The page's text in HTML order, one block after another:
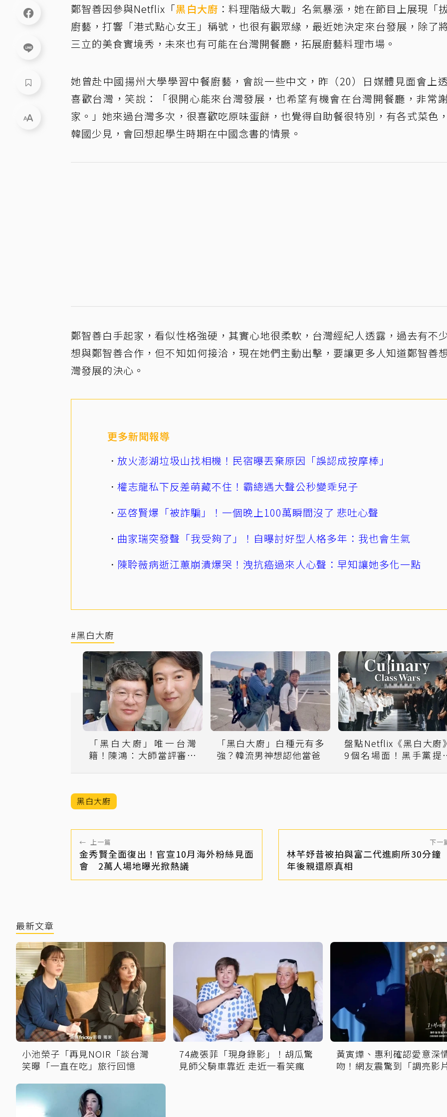
鄭智善因參與Netflix「黑白大廚 ：料理階級大戰」名氣暴漲，她在節目上展現「拔
廚藝，打響「港式點心女王」稱號，也很有觀眾緣，最近她決定來台發展，除了
三立的美食實境秀，未來也有可能在台灣開餐廳，拓展廚藝料理市場。
她曾赴中國揚州大學學習中餐廚藝，會說一些中文，昨（20）日媒體見面會上
喜歡台灣，笑說：「很開心能來台灣發展，也希望有機會在台灣開餐廳，非常
家。」她來過台灣多次，很喜歡吃原味蛋餅，也覺得自助餐很特別，有各式菜色
韓國少見，會回想起學生時期在中國念書的情景。
鄭智善白手起家，看似性格強硬，其實心地很柔軟，台灣經紀人透露，過去有不
想與鄭智善合作，但不知如何接洽，現在她們主動出擊，要讓更多人知道鄭智善
灣發展的決心。
更多新聞報導
放火澎湖垃圾山找相機！民宿曝丟棄原因「誤認成按摩棒」
權志龍私下反差萌藏不住！霸總遇大聲公秒變乖兒子
巫啓賢爆「被詐騙」！一個晚上100萬瞬間沒了 悲吐心聲
曲家瑞突發聲「我受夠了」！自曝討好型人格多年：我也會生氣
陳聆薇病逝江蕙崩潰爆哭！洩抗癌過來人心聲：早知讓她多化一點
#黑白大廚
「黑白大廚」唯一台灣
籍！陳鴻：大師當評審還
「黑白大廚」白種元有多
強？韓流男神想認他當爸
盤點Netflix《黑白大廚》
9個名場面！黑手黨提
黑白大廚
← 上一篇
金秀賢全面復出！官宣10月海外粉絲見面
會 2萬人場地曝光掀熱議
下一
林芊妤昔被拍與富二代進廁所30分
年後親還原真相
最新文章
小池榮子「再見NOIR「談台灣
笑曝「一直在吃」旅行回憶
74歲張菲「現身錄影」！胡瓜驚
見師父騎車靠近 走近一看笑瘋
黃寅燁、惠利確認愛意深
吻！網友震驚到「調亮影